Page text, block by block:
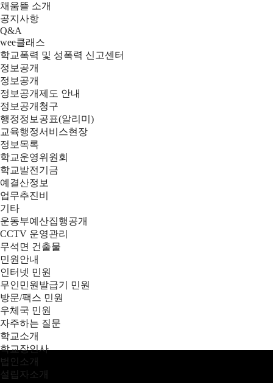
채움뜰 소개
공지사항
Q&A
wee클래스
학교폭력 및 성폭력 신고센터
정보공개
정보공개
정보공개제도 안내
정보공개청구
행정정보공표(알리미)
교육행정서비스현장
정보목록
학교운영위원회
학교발전기금
예결산정보
업무추진비
기타
운동부예산집행공개
CCTV 운영관리
무석면 건출물
민원안내
인터넷 민원
무인민원발급기 민원
방문/팩스 민원
우체국 민원
자주하는 질문
학교소개
학교장인사
법인소개
설립자소개